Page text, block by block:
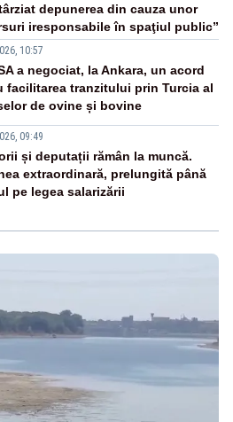
depunerea din cauza unor
iresponsabile în spaţiul public”
10:57
a negociat, la Ankara, un acord
facilitarea tranzitului prin Turcia al
de ovine și bovine
09:49
și deputații rămân la muncă.
extraordinară, prelungită până
pe legea salarizării